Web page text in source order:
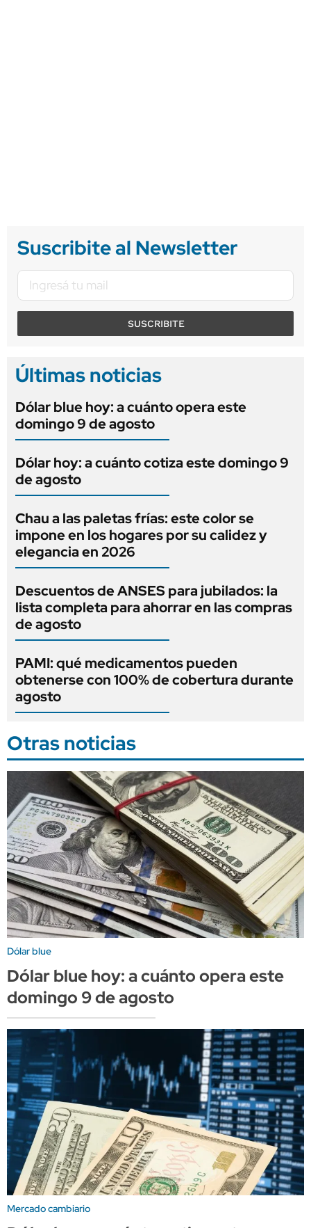
Suscribite al Newsletter
SUSCRIBITE
Últimas noticias
Dólar blue hoy: a cuánto opera este
domingo 9 de agosto
Dólar hoy: a cuánto cotiza este domingo 9
de agosto
Chau a las paletas frías: este color se
impone en los hogares por su calidez y
elegancia en 2026
Descuentos de ANSES para jubilados: la
lista completa para ahorrar en las compras
de agosto
PAMI: qué medicamentos pueden
obtenerse con 100% de cobertura durante
agosto
Otras noticias
Dólar blue
Dólar blue hoy: a cuánto opera este
domingo 9 de agosto
Mercado cambiario